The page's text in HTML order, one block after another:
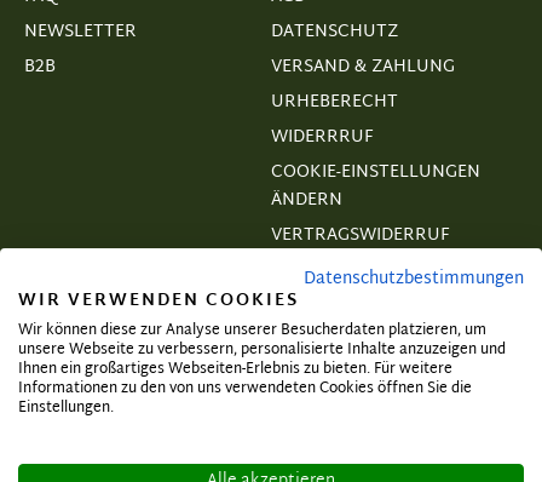
NEWSLETTER
B2B
DATENSCHUTZ
VERSAND & ZAHLUNG
URHEBERECHT
WIDERRRUF
COOKIE-EINSTELLUNGEN
ÄNDERN
VERTRAGSWIDERRUF
Abonnieren und exklusive Angebote
sichern!
Datenschutzbestimmungen
WIR VERWENDEN COOKIES
Wir können diese zur Analyse unserer Besucherdaten platzieren, um
unsere Webseite zu verbessern, personalisierte Inhalte anzuzeigen und
Ihnen ein großartiges Webseiten-Erlebnis zu bieten. Für weitere
Informationen zu den von uns verwendeten Cookies öffnen Sie die
Einstellungen.